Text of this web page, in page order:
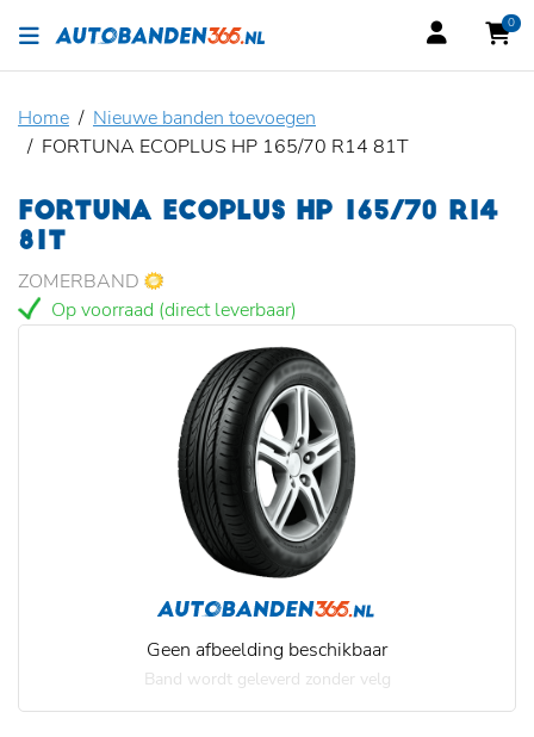
0
Home
Nieuwe banden toevoegen
FORTUNA ECOPLUS HP 165/70 R14 81T
FORTUNA ECOPLUS HP 165/70 R14
81T
ZOMERBAND
Op voorraad (direct leverbaar)
Geen afbeelding beschikbaar
Band wordt geleverd zonder velg